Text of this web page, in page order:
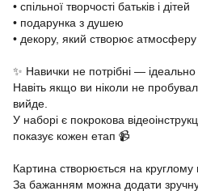
• спільної творчості батьків і дітей
• подарунка з душею
• декору, який створює
✨ Навички не потрібні — ідеально
Навіть якщо ви ніколи не
вийде.
У наборі є покрокова
показує кожен етап 📹
Картина створюється на круглому
За бажанням можна додати